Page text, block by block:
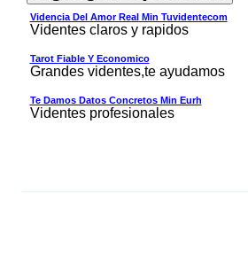
Videncia Del Amor Real Min Tuvidentecom
Videntes claros y rapidos
Tarot Fiable Y Economico
Grandes videntes,te ayudamos
Te Damos Datos Concretos Min Eurh
Videntes profesionales